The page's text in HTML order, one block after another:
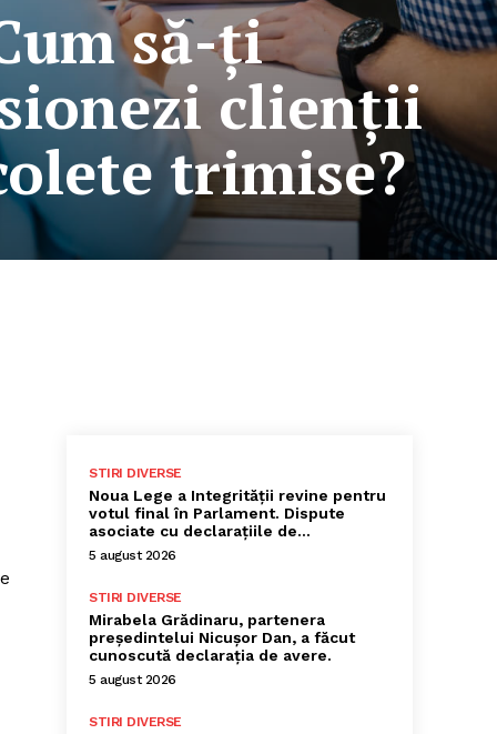
să-ți
clienții
trimise?
STIRI DIVERSE
Noua Lege a Integrității revine pentru
votul final în Parlament. Dispute
asociate cu declarațiile de…
5 august 2026
STIRI DIVERSE
Mirabela Grădinaru, partenera
președintelui Nicușor Dan, a făcut
cunoscută declarația de avere.
5 august 2026
STIRI DIVERSE